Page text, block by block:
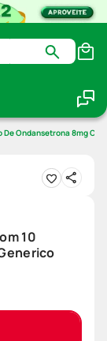
Ondansetrona 8mg
10